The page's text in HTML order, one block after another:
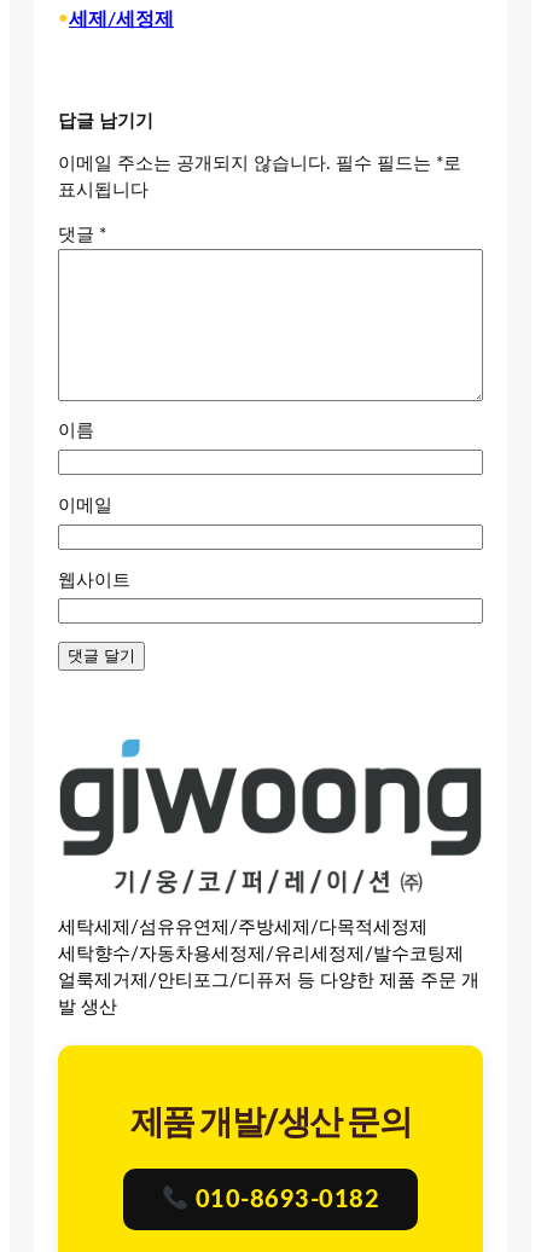
•세제/세정제
답글 남기기
이메일 주소는 공개되지 않습니다. 필수 필드는 *로
표시됩니다
댓글 *
이름
이메일
웹사이트
세탁세제/섬유유연제/주방세제/다목적세정제
세탁향수/자동차용세정제/유리세정제/발수코팅제
얼룩제거제/안티포그/디퓨저 등 다양한 제품 주문 개
발 생산
제품 개발/생산 문의
010-8693-0182